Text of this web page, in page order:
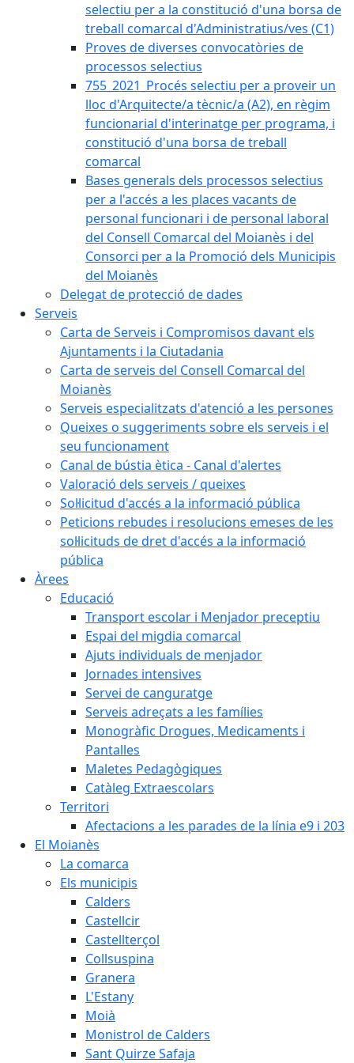
selectiu per a la constitució d'una borsa de
treball comarcal d'Administratius/ves (C1)
Proves de diverses convocatòries de
processos selectius
755_2021_Procés selectiu per a proveir un
lloc d'Arquitecte/a tècnic/a (A2), en règim
funcionarial d'interinatge per programa, i
constitució d'una borsa de treball
comarcal
Bases generals dels processos selectius
per a l'accés a les places vacants de
personal funcionari i de personal laboral
del Consell Comarcal del Moianès i del
Consorci per a la Promoció dels Municipis
del Moianès
Delegat de protecció de dades
Serveis
Carta de Serveis i Compromisos davant els
Ajuntaments i la Ciutadania
Carta de serveis del Consell Comarcal del
Moianès
Serveis especialitzats d'atenció a les persones
Queixes o suggeriments sobre els serveis i el
seu funcionament
Canal de bústia ètica - Canal d'alertes
Valoració dels serveis / queixes
Sol·licitud d'accés a la informació pública
Peticions rebudes i resolucions emeses de les
sol·licituds de dret d'accés a la informació
pública
Àrees
Educació
Transport escolar i Menjador preceptiu
Espai del migdia comarcal
Ajuts individuals de menjador
Jornades intensives
Servei de canguratge
Serveis adreçats a les famílies
Monogràfic Drogues, Medicaments i
Pantalles
Maletes Pedagògiques
Catàleg Extraescolars
Territori
Afectacions a les parades de la línia e9 i 203
El Moianès
La comarca
Els municipis
Calders
Castellcir
Castellterçol
Collsuspina
Granera
L'Estany
Moià
Monistrol de Calders
Sant Quirze Safaja